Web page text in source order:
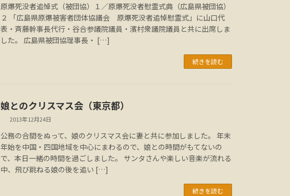
原爆死没者追悼式（被団協）１／原爆死没者慰霊式典（広島県被団協）
２ 「広島県原爆被害者団体協議会 原爆死没者追悼慰霊式」に山口代
表・斉藤幹事長代行・谷合参議院議員・濱村衆議院議員と共に出席しま
した。 広島県被団協理事長・ […]
続きを読む
娘とのクリスマス会（東京都）
2013年12月24日
公務の合間をぬって、娘のクリスマス会に妻と共に参加しました。 年末
年始を中国・四国地域を中心にまわるので、娘との時間がもてないの
で、本日一緒の時間を過ごしました。 サンタさんや楽しい音楽が流れる
中、飛び跳ねる娘の後を追い […]
続きを読む